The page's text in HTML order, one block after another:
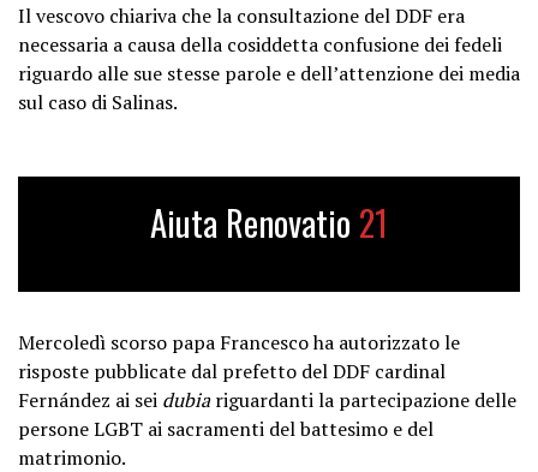
Il vescovo chiariva che la consultazione del DDF era
necessaria a causa della cosiddetta confusione dei fedeli
riguardo alle sue stesse parole e dell’attenzione dei media
sul caso di Salinas.
Aiuta Renovatio 21
Mercoledì scorso papa Francesco ha autorizzato le
risposte pubblicate dal prefetto del DDF cardinal
Fernández ai sei dubiariguardanti la partecipazione delle
persone LGBT ai sacramenti del battesimo e del
matrimonio.